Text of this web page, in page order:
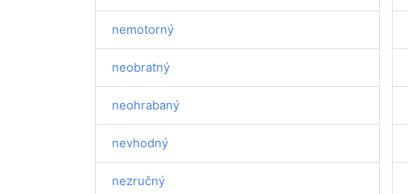
nemotorný
neobratný
neohrabaný
nevhodný
nezručný